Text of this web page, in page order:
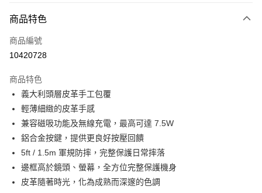
信用卡一次付款
信用卡分期付款
合作金庫商業銀行
華南商業銀行
上海商業儲蓄銀行
國泰世華商業銀行
兆豐國際商業銀行
臺灣中小企業銀行
台中商業銀行
匯豐（台灣）商業銀行
華泰商業銀行
聯邦商業銀行
遠東國際商業銀行
元大商業銀行
永豐商業銀行
玉山商業銀行
星展（台灣）商業銀行
6 期 0 利率 每期
華南商業銀行
上海商業儲蓄銀行
台北富邦商業銀行
國泰世華商業銀行
兆豐國際商業銀行
臺灣中小企業銀行
台中商業銀行
匯豐（台灣）商業銀行
華泰商業銀行
聯邦商業銀行
遠東國際商業銀行
元大商業銀行
永豐商業銀行
12 期 0 利率 每期 NT$131
合作金庫商業銀行
第一商業銀行
上海商業儲蓄銀行
台北富邦商業銀行
國泰世華商業銀行
兆豐國際商業銀行
臺灣中小企業銀行
台中商業銀行
匯豐（台灣）商業銀行
華泰商業銀行
超商取貨付款
LINE Pay
Apple Pay
街口支付
商品特色
商品編號
10420728
商品特色
義大利頭層皮革手工包覆
輕薄細緻的皮革手感
兼容磁吸功能及無線充電，最高可達 7.5W
鋁合金按鍵，提供更良好按壓回饋
5ft / 1.5m 軍規防摔，完整保護日常摔落
邊框高於鏡頭、螢幕，全方位完整保護機身
皮革隨著時光，化為成熟而深邃的色調